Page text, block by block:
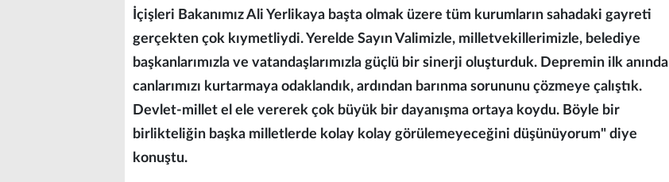
İçişleri Bakanımız Ali Yerlikaya başta olmak üzere tüm kurumların sahadaki gayreti
gerçekten çok kıymetliydi. Yerelde Sayın Valimizle, milletvekillerimizle, belediye
başkanlarımızla ve vatandaşlarımızla güçlü bir sinerji oluşturduk. Depremin ilk anında
canlarımızı kurtarmaya odaklandık, ardından barınma sorununu çözmeye çalıştık.
Devlet-millet el ele vererek çok büyük bir dayanışma ortaya koydu. Böyle bir
birlikteliğin başka milletlerde kolay kolay görülemeyeceğini düşünüyorum" diye
konuştu.